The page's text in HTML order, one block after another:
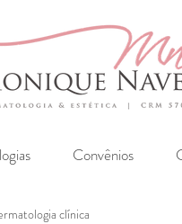
Convênios
clínica